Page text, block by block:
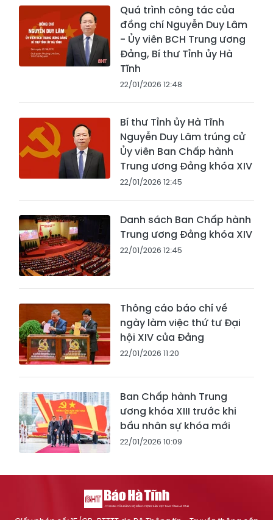
Quá trình công tác của
đồng chí Nguyễn Duy Lâm
- Ủy viên BCH Trung ương
Đảng, Bí thư Tỉnh ủy Hà
Tĩnh
22/01/2026 12:48
Bí thư Tỉnh ủy Hà Tĩnh
Nguyễn Duy Lâm trúng cử
Ủy viên Ban Chấp hành
Trung ương Đảng khóa XIV
22/01/2026 12:45
Danh sách Ban Chấp hành
Trung ương Đảng khóa XIV
22/01/2026 12:45
Thông cáo báo chí về
ngày làm việc thứ tư Đại
hội XIV của Đảng
22/01/2026 11:20
Ban Chấp hành Trung
ương khóa XIII trước khi
bầu nhân sự khóa mới
22/01/2026 10:09